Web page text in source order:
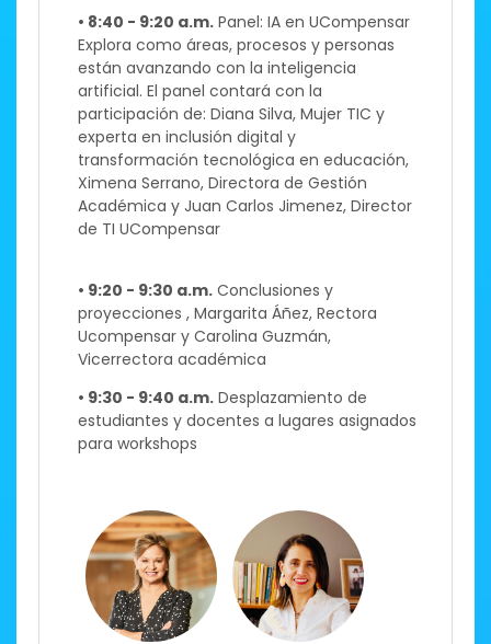
• 8:40 - 9:20 a.m.Panel: IA en UCompensar​
Explora como áreas, procesos y personas
están avanzando con la inteligencia
artificial. El panel contará con la
participación de: ​ Diana Silva, Mujer TIC y
experta en inclusión digital y
transformación tecnológica en educación,
Ximena Serrano, Directora de Gestión
Académica y Juan Carlos Jimenez, Director
de TI UCompensar​
• 9:20 - 9:30 a.m.Conclusiones y
proyecciones , Margarita Áñez, Rectora
Ucompensar y Carolina Guzmán,
Vicerrectora académica​​
• 9:30 - 9:40 a.m.Desplazamiento de
estudiantes y docentes a lugares asignados
para workshops ​